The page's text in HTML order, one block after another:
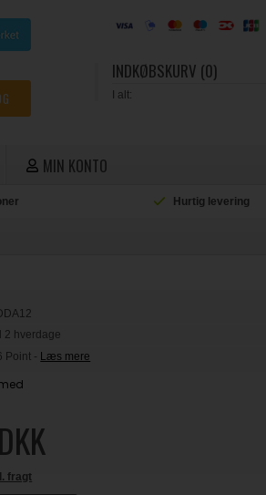
INDKØBSKURV (0)
I alt:
MIN KONTO
Hurtig levering
2 hverdage
Point - Læs mere
DKK
fragt